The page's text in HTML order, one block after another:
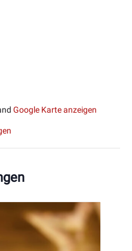
Google Karte anzeigen